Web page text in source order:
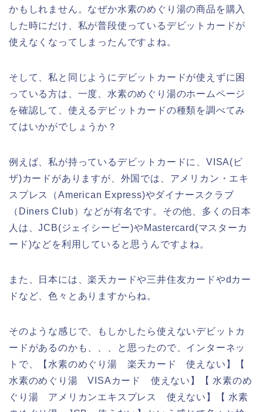
かもしれません。なぜか水素のめぐり湯の商品を購入
した時にだけ、私が普段使っているデビットカードが
使えなくなってしまったんですよね。
そして、私と同じようにデビットカードが使えずに困
っている方は、一度、水素のめぐり湯のホームページ
を確認して、使えるデビットカードの種類を調べてみ
てはいかがでしょうか？
例えば、私が持っているデビットカードに、VISA(ビ
ザ)カードがありますが、外国では、アメリカン・エキ
スプレス（American Express)やダイナースクラブ
（Diners Club）などが有名です。その他、多くの日本
人は、JCB(ジェイシービー)やMastercard(マスターカ
ード)などを利用していると思うんですよね。
また、日本には、楽天カードや三井住友カードやdカー
ドなど、色々とありますからね。
そのような感じで、もしかしたら使えないデビットカ
ードがあるのかも、、、と思ったので、インターネッ
トで、【水素のめぐり湯 楽天カード 使えない】【
水素のめぐり湯 VISAカード 使えない】【 水素のめ
ぐり湯 アメリカンエキスプレス 使えない】【 水素